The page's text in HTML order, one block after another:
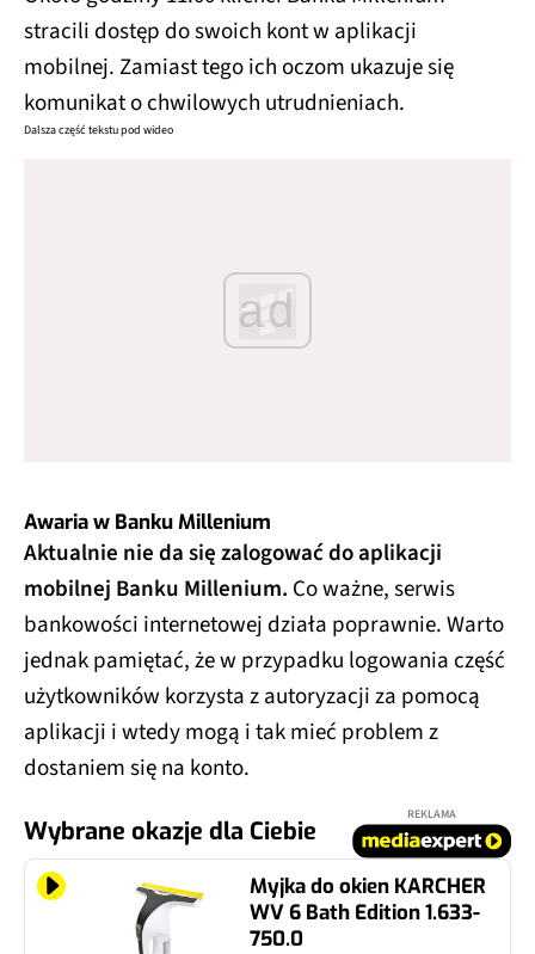
stracili dostęp do swoich kont w aplikacji
mobilnej. Zamiast tego ich oczom ukazuje się
komunikat o chwilowych utrudnieniach.
Dalsza część tekstu pod wideo
ad
Awaria w Banku Millenium
Aktualnie nie da się zalogować do aplikacji
mobilnej Banku Millenium. Co ważne, serwis
bankowości internetowej działa poprawnie. Warto
jednak pamiętać, że w przypadku logowania część
użytkowników korzysta z autoryzacji za pomocą
aplikacji i wtedy mogą i tak mieć problem z
dostaniem się na konto.
Wybrane okazje dla Ciebie
REKLAMA
Myjka do okien KARCHER
WV 6 Bath Edition 1.633-
750.0